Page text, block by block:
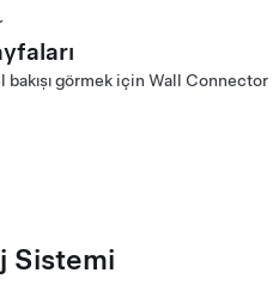
Kılavuzu (Français)
Kılavuzu - Japonya (日本語)
Kılavuzu - Tayvan (台灣)
Kılavuzu - Kuzey
Kılavuzu - Kuzey
görmek için Wall Connector
- Avrupa (Français)
- Avrupa (Italiano)
Sistemi